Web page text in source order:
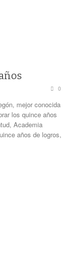
0
mejor conocida
los quince años
Academia
años de logros,